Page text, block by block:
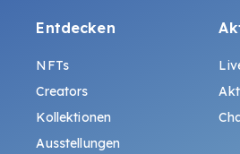
Entdecken
NFTs
Creators
Kollektionen
Ausstellungen